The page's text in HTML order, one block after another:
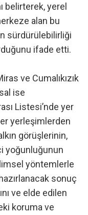
belirterek, yerel
alan bu
sürdürülebilirliği
ifade etti.
ve Cumalıkızık
ise
Listesi’nde yer
yerleşimlerden
görüşlerinin,
yoğunluğunun
yöntemlerle
sonuç
ve elde edilen
koruma ve